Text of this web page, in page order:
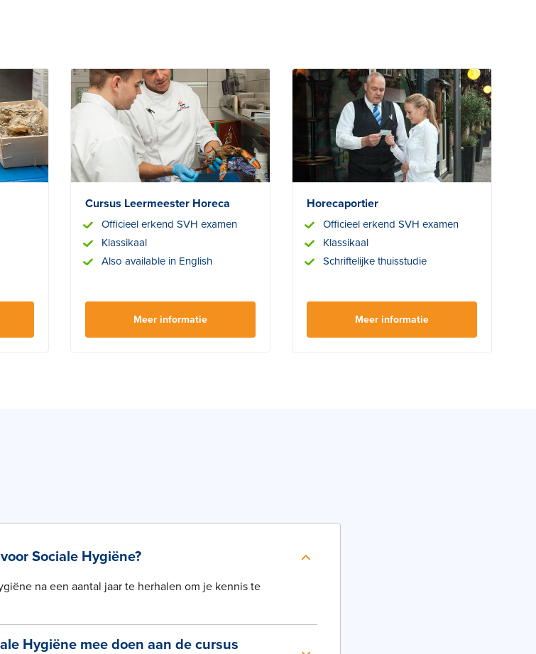
Cursus Leermeester Horeca
Officieel erkend SVH examen
Klassikaal
Also available in English
Meer informatie
Horecaportier
Officieel erkend SVH examen
Klassikaal
Schriftelijke thuisstudie
Meer informatie
Sociale Hygiëne?
na een aantal jaar te herhalen om je kennis te
Hygiëne mee doen aan de cursus